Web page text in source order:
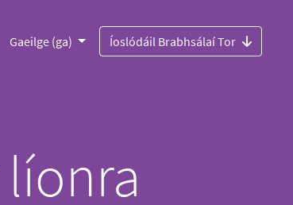
Gaeilge (ga) Íoslódáil Brabhsálaí Tor